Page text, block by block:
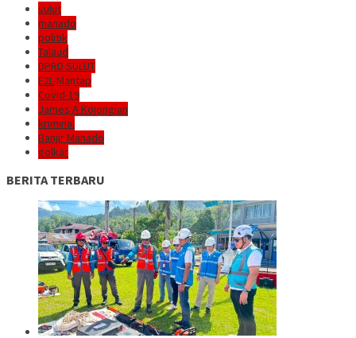
sulut
manado
politik
Talaud
DPRD SULUT
E2L-Mantap
Covid-19
James A Kojongian
kriminal
Banjir Manado
golkar
BERITA TERBARU